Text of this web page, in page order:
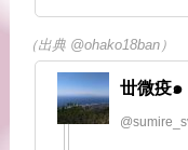
（出典 @ohako18ban）
丗微疫๑